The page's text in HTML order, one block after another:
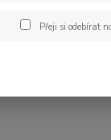
Přeji si odebírat